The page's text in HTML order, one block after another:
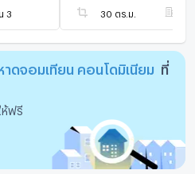
3 30 ตร.ม.
าดจอมเทียน คอนโดมิเนียม
ที่
ห้ฟรี